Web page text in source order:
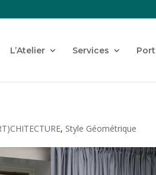
L’Atelier Services
, Style Géométrique